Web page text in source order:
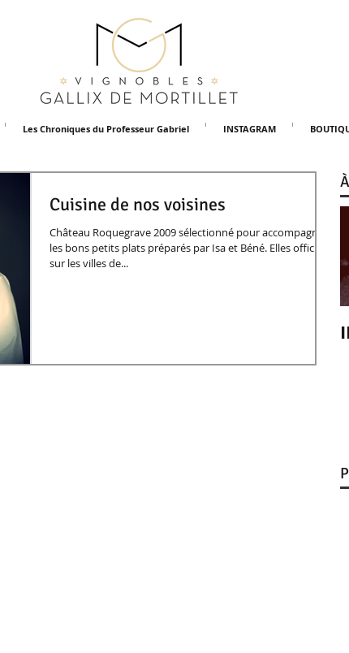
Les Chroniques du Professeur Gabriel INSTAGRAM
Cuisine de nos voisines
Château Roquegrave 2009 sélectionné pour accompagner
les bons petits plats préparés par Isa et Béné. Elles officient
sur les villes de...
À